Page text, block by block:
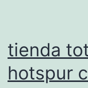
tienda
hotspur